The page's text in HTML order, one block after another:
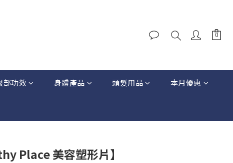
部功效 身體產品 頭髮用品 本月優惠
Place 美容塑形片】